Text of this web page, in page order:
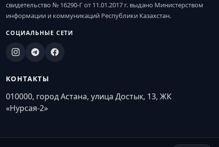
свидетельство № 16290-Г от 11.01.2017 г. выдано Министерством
информации и коммуникаций Республики Казахстан.
СОЦИАЛЬНЫЕ СЕТИ
КОНТАКТЫ
010000, город Астана, улица Достык, 13, ЖК
«Нурсая-2»